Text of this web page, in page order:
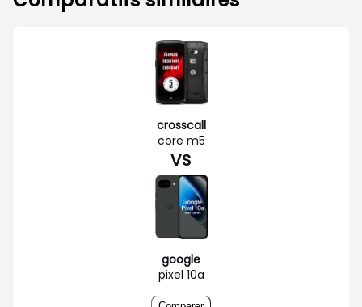
crosscall
core m5
VS
google
pixel 10a